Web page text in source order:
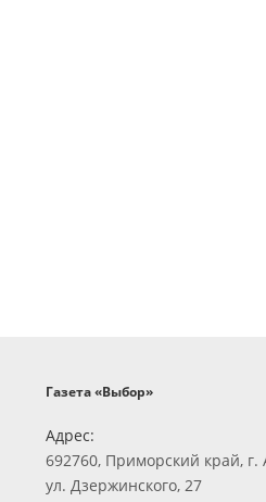
Газета «Выбор»
Адрес:
692760, Приморский край, г.
ул. Дзержинского, 27